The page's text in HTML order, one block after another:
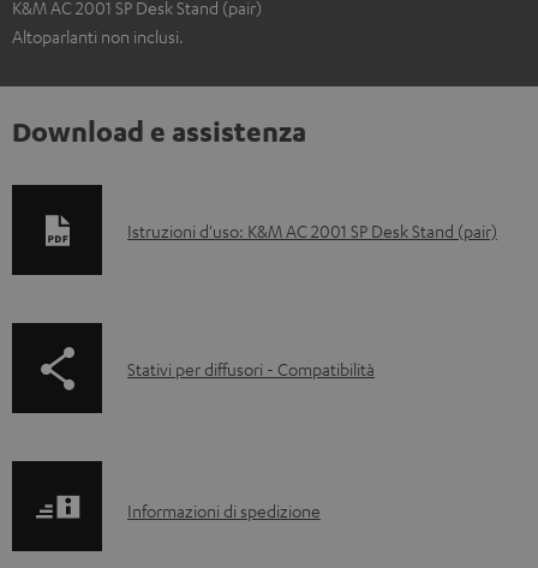
K&M AC 2001 SP Desk Stand (pair)
Altoparlanti non inclusi.
Download e assistenza
D
m
i
Istruzioni d'uso: K&M AC 2001 SP Desk Stand (pair)
p
.
Stativi per diffusori - Compatibilità
IInformazioni di spedizione